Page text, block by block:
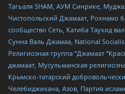
Тагьаля SHAM, АУМ Синрике,
Чистопольский Джамаат, Рохнамо
сообщество Сеть, Катиба Таухид
Сунна Валь Джамаа, National
Религиозная группа “Джамаат
джамаат, Мусульманская
Крымско-татарский
Челебиджихана, Азов, Партия